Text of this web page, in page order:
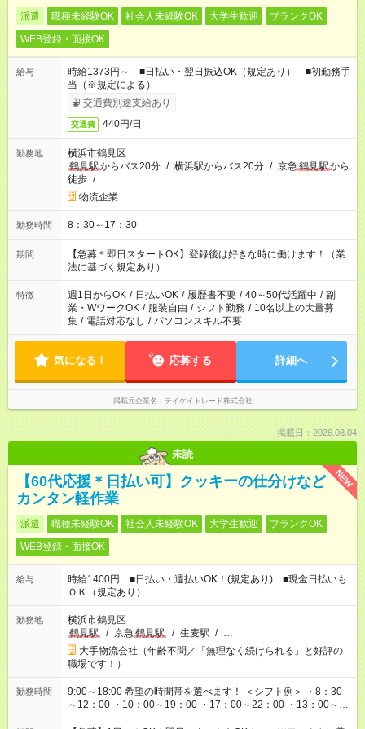
派遣 職種未経験OK 社会人未経験OK 大学生歓迎
ブランクOK
WEB登録・面接OK
給与
時給1373円～ ■日払い・翌日振込OK（規定あり） ■初勤務手
当（※規定による）
交通費別途支給あり
交通費 440円/日
勤務地
横浜市鶴見区
鶴見駅からバス20分 / 横浜駅からバス20分 / 京急 鶴見駅から
徒歩 / …
物流企業
勤務時間 8：30～17：30
期間
【急募＊即日スタートOK】登録後は好きな時に働けます！（業
法に基づく規定あり）
特徴 週1日からOK / 日払いOK / 履歴書不要 / 40～50代活躍中 / 副
業・WワークOK / 服装自由 / シフト勤務 / 10名以上の大量募
集 / 電話対応なし / パソコンスキル不要
気になる！ 応募する 詳細へ
掲載元企業名 テイケイトレード株式会社
掲載日：2026.08.04
未読
NEW
【60代応援＊日払い可】クッキーの仕分けなど
カンタン軽作業
派遣 職種未経験OK 社会人未経験OK 大学生歓迎
ブランクOK
WEB登録・面接OK
給与
時給1400円 ■日払い・週払いOK！(規定あり) ■現金日払いも
ＯＫ（規定あり）
勤務地
横浜市鶴見区
鶴見駅
/ 京急 鶴見駅 / 生麦駅 / …
大手物流会社（年齢不問／「無理なく続けられる」と好評の
職場です！）
勤務時間
9:00～18:00 希望の時間帯を選べます！ ＜シフト例＞ ・8：30
～12：00 ・10：00～19：00 ・17：00～22：00 ・13：00～
22：00 ・22：00～翌6：00 など